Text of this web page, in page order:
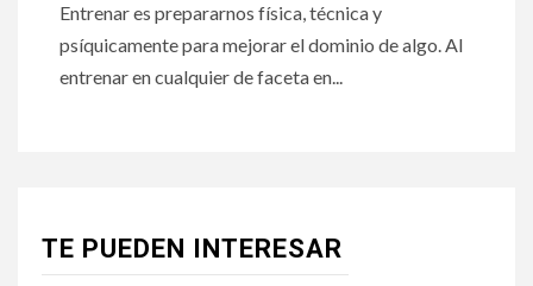
Entrenar es prepararnos física, técnica y
psíquicamente para mejorar el dominio de algo. Al
entrenar en cualquier de faceta en...
TE PUEDEN INTERESAR